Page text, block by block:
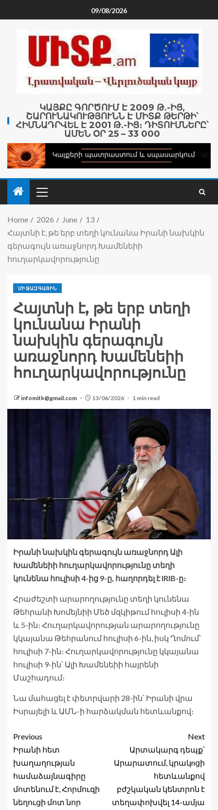
09/08/2026
ԿԱՅՔԸ ԳՈՐԾՈՒՄ Է 2009 Թ․-ԻՑ,
ՇԱՐՈՒՆԱԿՈՒԹՅՈՒՆՆ Է ՄԻՏՔ ԹԵՐԹԻ՝
ՀԻՄՆԱԴՐՎԵԼ Է 2001 Թ․-ԻՑ։ ԴԻՏՈՒՄՆԵՐԸ՝
ԱՄԵՆ ՕՐ 25 – 33 000
Home 2026 June
13
Հայտնի է, թե երբ տեղի կունանա Իրանի նախկին
գերագույն առաջնորդ Խամենեիի
հուղարկավորությունը
ՄԻՋԱԶԳԱՅԻՆ
Հայտնի է, թե երբ տեղի
կունանա Իրանի
նախկին գերագույն
առաջնորդ Խամենեիի
հուղարկավորությունը
infomitk@gmail.com 13/06/2026 1 min read
Իրանի նախկին գերագույն առաջնորդ Ալի
Խամենեիի հուղարկավորությունը տեղի
կունենա հուլիսի 4-ից 9-ը, հաղորդել է IRIB-ը։
Հրաժեշտի արարողությունը տեղի կունենա
Թեհրանի Խոմեյնիի Մեծ մզկիթում հուլիսի 4-ին
և 5-ին։ Հուղարկավորության արարողությունը
կկայանա Թեհրանում հուլիսի 6-ին, իսկ Ղոմում՝
հուլիսի 7-ին։ Հուղարկավորությունը կկայանա
հուլիսի 9-ին՝ Ալի Խամենեիի հայրենի
Մաշհադում։
Նա մահացել է փետրվարի 28-ին՝ Իրանի վրա
Իսրայելի և ԱՄՆ-ի հարձակման հետևանքով։
Previous
Իրանի հետ
խաղաղության
համաձայնագիրը
մոտենում է, Հորմուզի
նեղուցի մոտ նոր
Next
Արտակարգ դեպք՝
Արարատում, կրակnցի
հետևանքով
բժշկական կենտրոն է
տեղափոխվել 14-ամյա